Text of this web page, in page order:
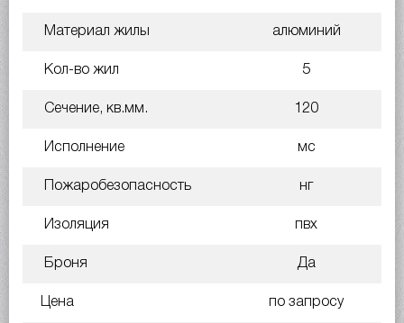
Материал жилы алюминий
Кол-во жил 5
Сечение, кв.мм. 120
Исполнение мс
Пожаробезопасность нг
Изоляция пвх
Броня Да
Цена по запросу